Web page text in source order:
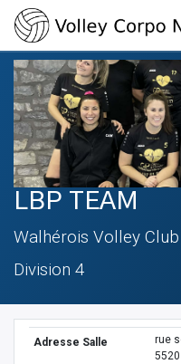
LBP TEAM
Walhérois Volley Club
Division 4
Adresse Salle
rue